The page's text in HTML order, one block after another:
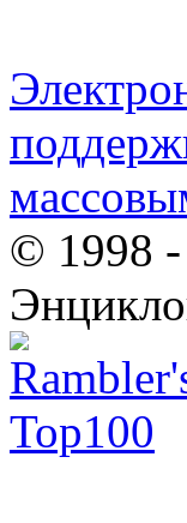
© 1998 -